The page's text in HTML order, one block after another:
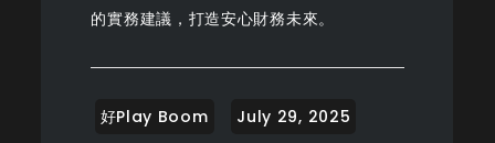
的實務建議，打造安心財務未來。